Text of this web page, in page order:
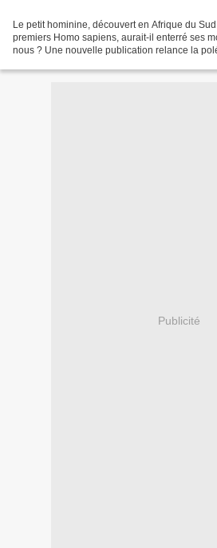
Le petit hominine, découvert en Afrique du
premiers Homo sapiens, aurait-il enterré ses
nous ? Une nouvelle publication relance la
Publicité